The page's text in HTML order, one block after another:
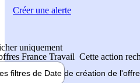
uniquement
France Travail Cette action
filtres de Date de création de l'offre
Créer une alerte